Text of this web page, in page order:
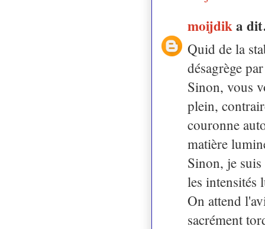
moijdika
Quid de la
désagrège
Sinon, vous
plein,
couronne
matière
Sinon, je
les intensités
On attend
sacrément